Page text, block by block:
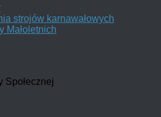
strojów karnawałowych
Małoletnich
Społecznej